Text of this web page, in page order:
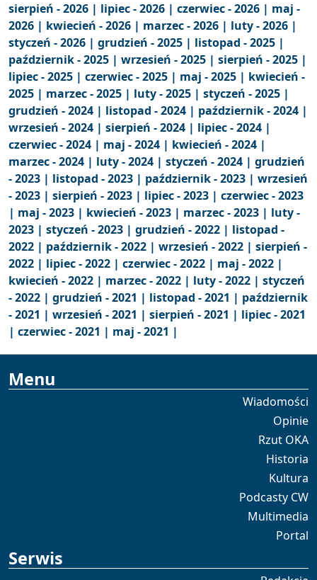
sierpień - 2026 | lipiec - 2026 | czerwiec - 2026 | maj -
2026 | kwiecień - 2026 | marzec - 2026 | luty - 2026 |
styczeń - 2026 | grudzień - 2025 | listopad - 2025 |
październik - 2025 | wrzesień - 2025 | sierpień - 2025 |
lipiec - 2025 | czerwiec - 2025 | maj - 2025 | kwiecień -
2025 | marzec - 2025 | luty - 2025 | styczeń - 2025 |
grudzień - 2024 | listopad - 2024 | październik - 2024 |
wrzesień - 2024 | sierpień - 2024 | lipiec - 2024 |
czerwiec - 2024 | maj - 2024 | kwiecień - 2024 |
marzec - 2024 | luty - 2024 | styczeń - 2024 | grudzień
- 2023 | listopad - 2023 | październik - 2023 | wrzesień
- 2023 | sierpień - 2023 | lipiec - 2023 | czerwiec - 2023
| maj - 2023 | kwiecień - 2023 | marzec - 2023 | luty -
2023 | styczeń - 2023 | grudzień - 2022 | listopad -
2022 | październik - 2022 | wrzesień - 2022 | sierpień -
2022 | lipiec - 2022 | czerwiec - 2022 | maj - 2022 |
kwiecień - 2022 | marzec - 2022 | luty - 2022 | styczeń
- 2022 | grudzień - 2021 | listopad - 2021 | październik
- 2021 | wrzesień - 2021 | sierpień - 2021 | lipiec - 2021
| czerwiec - 2021 | maj - 2021 |
Menu
Wiadomości
Opinie
Rzut OKA
Historia
Kultura
Podcasty CW
Multimedia
Portal
Serwis